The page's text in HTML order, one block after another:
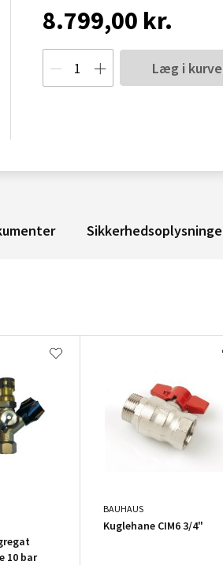
8.799,00 kr.
Læg i
10 bar
BAUHAUS
Kuglehane CIM6 3/4"